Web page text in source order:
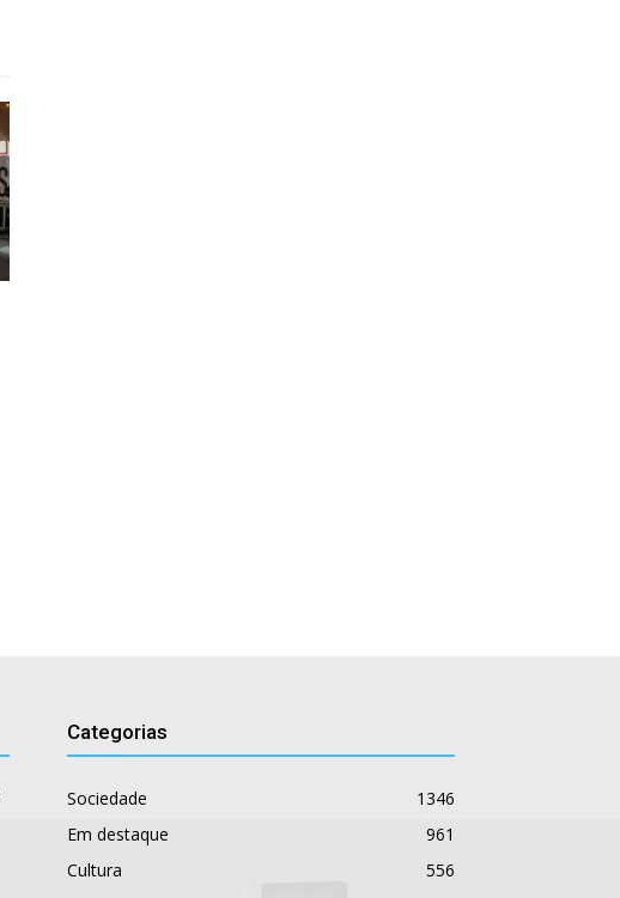
Categorias
Sociedade
1346
Em destaque
961
Cultura
556